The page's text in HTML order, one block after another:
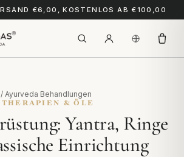
€6,00, KOSTENLOS AB €100,00
/ Ayurveda Behandlungen
THERAPIEN & ÖLE
Yantra, Ringe
Einrichtung